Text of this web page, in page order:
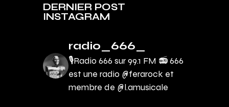
DERNIER POST
INSTAGRAM
radio_666_
🎙Radio 666 sur 99.1 FM 📻666
est une radio @ferarock et
membre de @l.amusicale